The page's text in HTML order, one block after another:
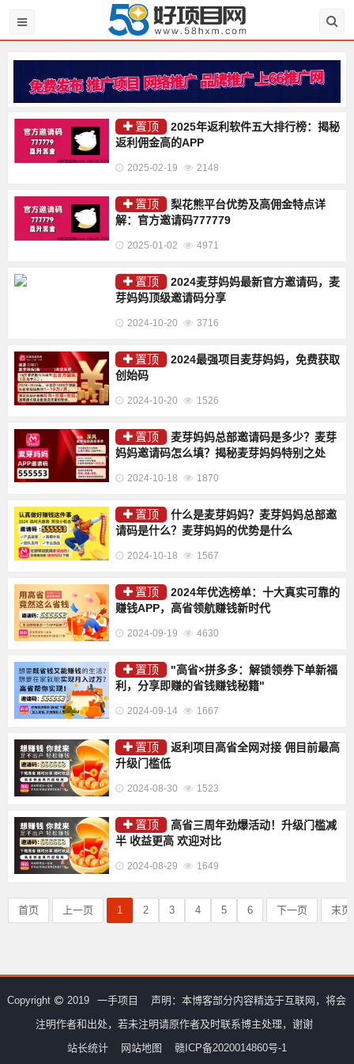
置顶
2025年返利软件五大排行榜：揭秘
返利佣金高的APP
2025-02-19 2148
置顶
梨花熊平台优势及高佣金特点详
解：官方邀请码777779
2025-01-02 4971
置顶
2024麦芽妈妈最新官方邀请码，麦
芽妈妈顶级邀请码分享
2024-10-20 3716
置顶
2024最强项目麦芽妈妈，免费获取
创始码
2024-10-20 1526
置顶
麦芽妈妈总部邀请码是多少？麦芽
妈妈邀请码怎么填？揭秘麦芽妈妈特别之处
2024-10-18 1870
置顶
什么是麦芽妈妈？麦芽妈妈总部邀
请码是什么？麦芽妈妈的优势是什么
2024-10-18 1567
置顶
2024年优选榜单：十大真实可靠的
赚钱APP，高省领航赚钱新时代
2024-09-19 4630
置顶
"高省×拼多多：解锁领券下单新福
利，分享即赚的省钱赚钱秘籍"
2024-09-14 1667
置顶
返利项目高省全网对接 佣目前最高
升级门槛低
2024-08-30 1523
置顶
高省三周年劲爆活动！升级门槛减
半 收益更高 欢迎对比
2024-08-29 1649
首页 上一页 1 2 3 4 5 6 下一页 末页
Copyright 2019 一手项目
声明：本博客部分内容精选于互联网，将会
注明作者和出处，若未注明请原作者及时联系博主处理，谢谢
站长统计
网站地图 赣ICP备2020014860号-1